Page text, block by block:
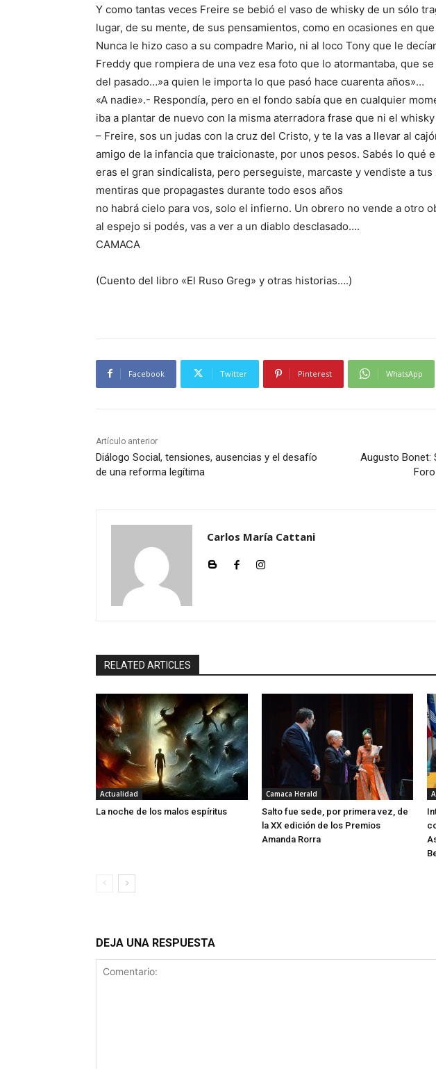
Y como tantas veces Freire se bebió el vaso de whisky de un sólo
lugar, de su mente, de sus pensamientos, como en ocasiones en
Nunca le hizo caso a su compadre Mario, ni al loco Tony que le
Freddy que rompiera de una vez esa foto que lo atormantaba, que
del pasado…»a quien le importa lo que pasó hace cuarenta años»…
«A nadie».- Respondía, pero en el fondo sabía que en cualquier
iba a plantar de nuevo con la misma aterradora frase que ni el
– Freire, sos un judas con la cruz del Cristo, y te la vas a llevar al
amigo de la infancia que traicionaste, por unos pesos. Sabés lo qué
eras el gran sindicalista, pero perseguiste, marcaste y vendiste a
mentiras que propagastes durante todo esos años
no habrá cielo para vos, solo el infierno. Un obrero no vende a otro
al espejo si podés, vas a ver a un diablo desclasado….
CAMACA
(Cuento del libro «El Ruso Greg» y otras historias….)
Facebook Twitter Pinterest WhatsApp
Artículo anterior
Diálogo Social, tensiones, ausencias y el desafío
de una reforma legítima
Augusto Bonet:
Carlos María Cattani
RELATED ARTICLES
Actualidad
La noche de los malos espíritus
Camaca Herald
Salto fue sede, por primera vez, de
la XX edición de los Premios
Amanda Rorra
DEJA UNA RESPUESTA